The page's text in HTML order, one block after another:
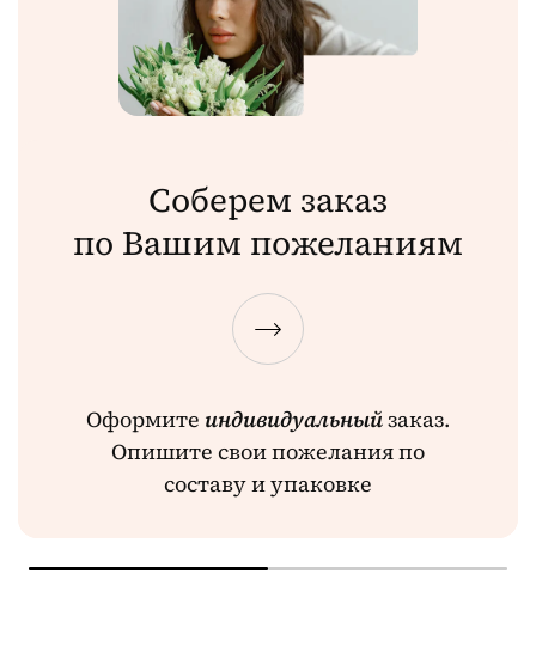
Соберем заказ
по Вашим пожеланиям
Оформите индивидуальныйзаказ.
Опишите свои пожелания по
составу и упаковке